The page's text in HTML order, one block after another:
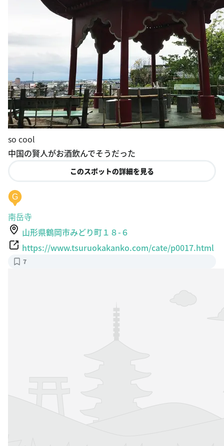
so cool
中国の賢人がお酒飲んでそうだった
このスポットの詳細を見る
G
南岳寺
山形県鶴岡市みどり町１８-６
https://www.tsuruokakanko.com/cate/p0017.html
7